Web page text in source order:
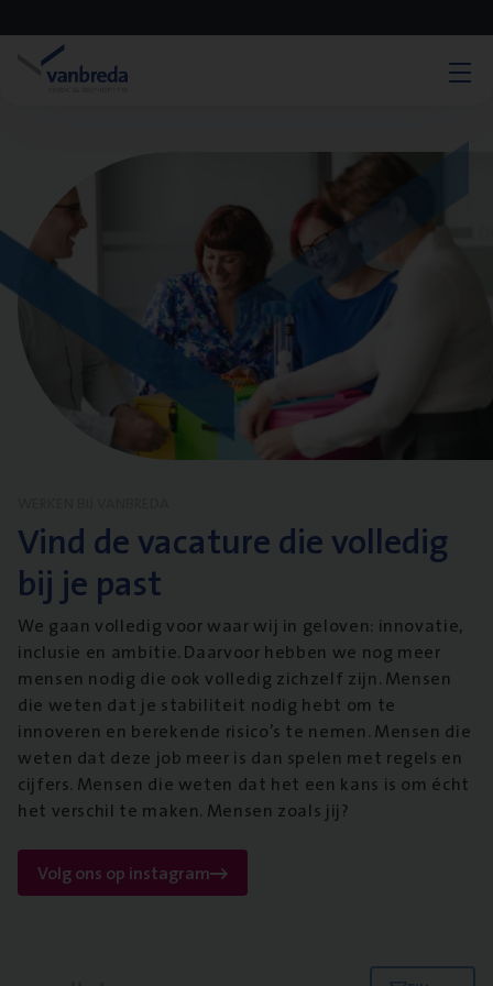
Vind de vacature die volledig
bij je past
We gaan volledig voor waar wij in geloven: innovatie,
inclusie en ambitie. Daarvoor hebben we nog meer
mensen nodig die ook volledig zichzelf zijn. Mensen
die weten dat je stabiliteit nodig hebt om te
innoveren en berekende risico’s te nemen. Mensen die
weten dat deze job meer is dan spelen met regels en
cijfers. Mensen die weten dat het een kans is om écht
het verschil te maken. Mensen zoals jij?
Volg ons op instagram